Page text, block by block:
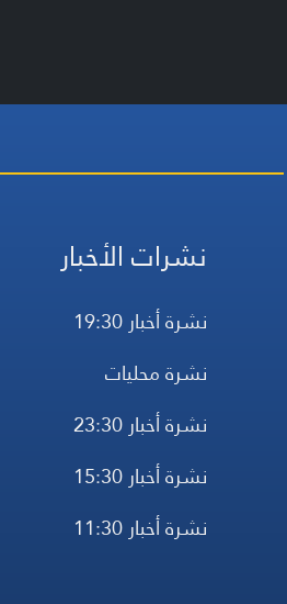
نشرات الأخبار
نشرة أخبار 19:30
نشرة محليات
نشرة أخبار 23:30
نشرة أخبار 15:30
نشرة أخبار 11:30